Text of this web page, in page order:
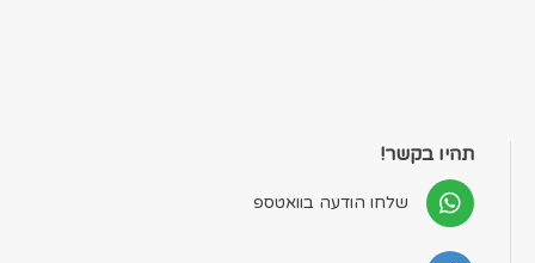
תהיו בקשר!
שלחו הודעה בוואטספ